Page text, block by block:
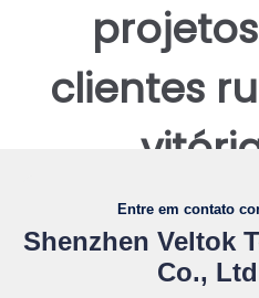
clientes
Por favor,
em
Entre em contato
Shenzhen Veltok
Co., Ltd